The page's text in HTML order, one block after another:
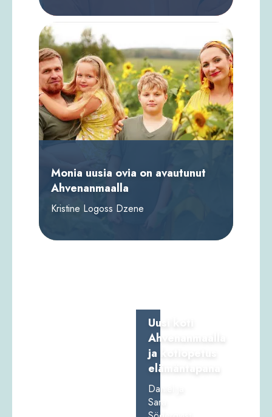
Monia uusia ovia on avautunut
Ahvenanmaalla
Kristine Logoss Dzene
Uusi koti Ahvenanmaalla ja
kotiopetus elämäntapana